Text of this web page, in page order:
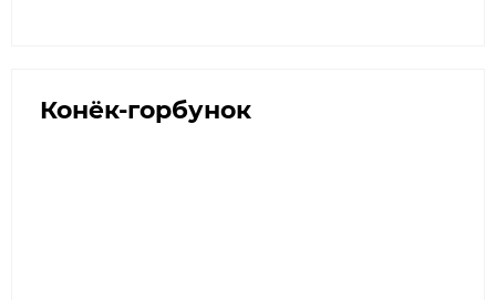
Конёк-горбунок